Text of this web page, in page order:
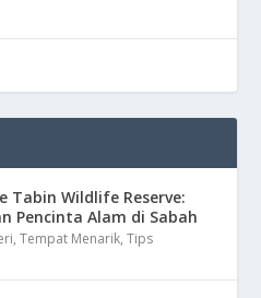
Tabin Wildlife Reserve:
Pencinta Alam di Sabah
,Tempat Menarik,Tips